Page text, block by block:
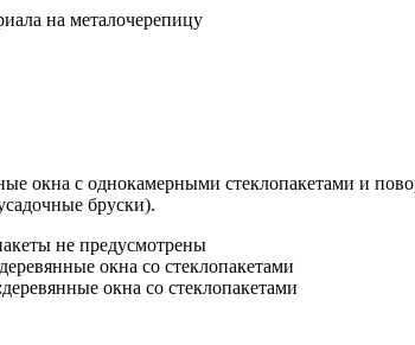
на металочерепицу
окна с однокамерными стеклопакетами и
бруски).
не предусмотрены
деревянные окна со стеклопакетами
деревянные окна со стеклопакетами